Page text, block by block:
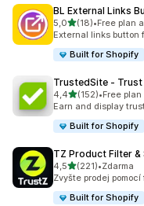
BL External Links
5,0z 5 hvězd
(18)
Celkový počet
•Free plan
External links button
Built for Shopify
TrustedSite ‑ Trust
4,4z 5 hvězd
(152)
Celkový počet
•Free
Earn and display
Built for Shopify
TZ Product Filter &
4,5z 5 hvězd
(221)
Celkový počet
•Zdarma
Zvyšte prodej
Built for Shopify